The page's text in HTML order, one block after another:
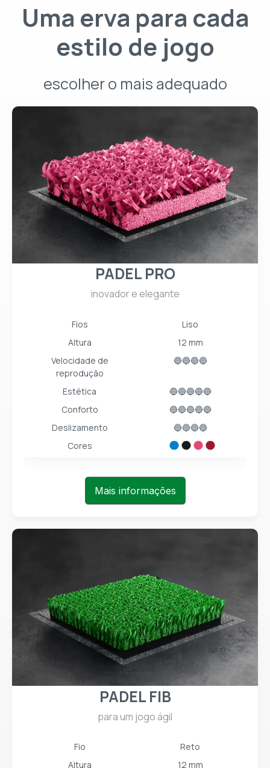
Uma erva para cada
estilo de jogo
escolher o mais adequado
PADEL PRO
inovador e elegante
Fios
Liso
Altura
12 mm
Velocidade de
reprodução
🔵🔵🔵🔵
Estética
🔵🔵🔵🔵🔵
Conforto
🔵🔵🔵🔵🔵
Deslizamento
🔵🔵🔵🔵
Cores
Mais informações
PADEL FIB
para um jogo ágil
Fio
Reto
Altura
12 mm